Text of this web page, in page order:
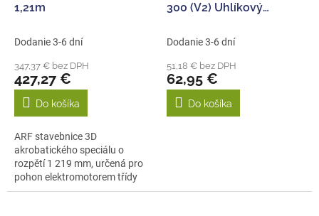
1,21m
Dodanie 3-6 dní
347,37 € bez DPH
427,27 €
Do košíka
ARF stavebnice 3D
akrobatického speciálu o
rozpětí 1 219 mm, určená pro
pohon elektromotorem třídy
Axi 2814. Velmi...
300 (V2) Uhlíkový
Dodanie 3-6 dní
51,18 € bez DPH
62,95 €
Do košíka